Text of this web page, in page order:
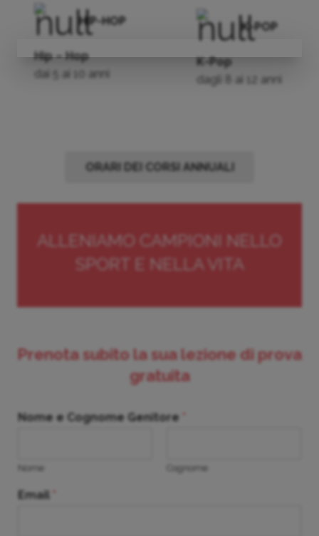
HIP-HOP
Hip – Hop
dai 5 ai 10 anni
K-POP
K-Pop
dagli 8 ai 12 anni
ORARI DEI CORSI ANNUALI
ALLENIAMO CAMPIONI NELLO
SPORT E NELLA VITA
Prenota subito la sua lezione di prova
gratuita
Nome e Cognome Genitore
Nome Cognome
Email